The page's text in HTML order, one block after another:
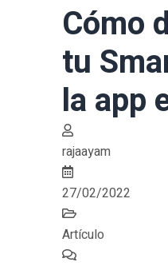
Cómo
tu
la app
rajaayam
27/02/2022
Artículo